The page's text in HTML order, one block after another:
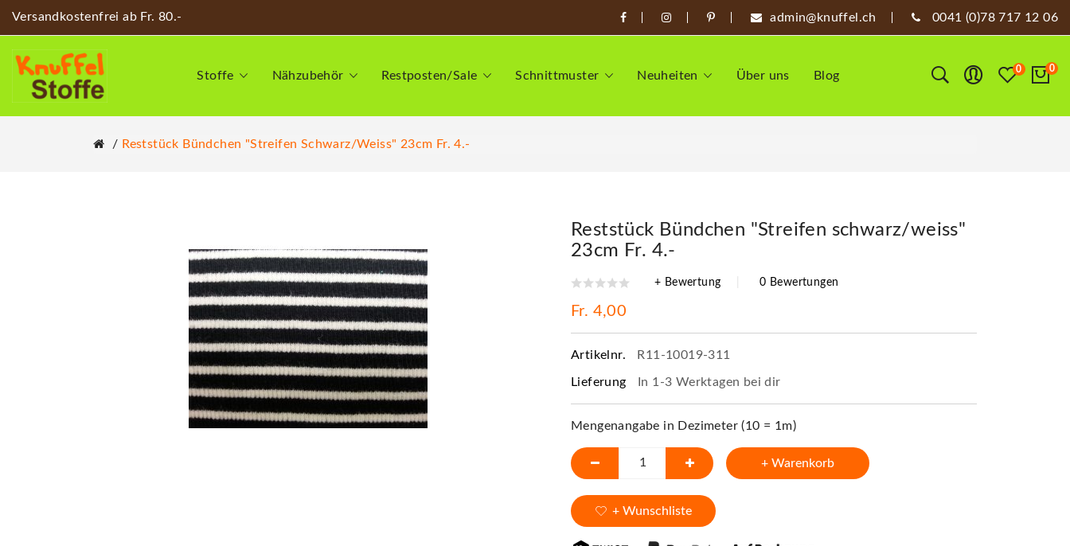
Versandkostenfrei ab Fr. 80.- admin@knuffel.ch 0041 (0)78 717 12 06
Stoffe Nähzubehör Restposten/Sale Schnittmuster Neuheiten Über uns Blog 0 0
Reststück Bündchen "Streifen Schwarz/weiss" 23cm Fr. 4.-
Reststück Bündchen "Streifen schwarz/weiss"
23cm Fr. 4.-
+ Bewertung 0 Bewertungen
Fr. 4,00
Artikelnr. R11-10019-311
Lieferung In 1-3 Werktagen bei dir
Mengenangabe in Dezimeter (10 = 1m)
+ Warenkorb
+ Wunschliste